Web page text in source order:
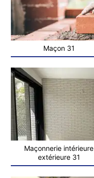
Maçon 31
Maçonnerie intérieure
extérieure 31